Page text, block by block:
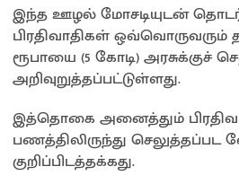
இந்த ஊழல் மோசடியுடன்
பிரதிவாதிகள் ஒவ்வொருவரும்
ரூபாயை (5 கோடி) அரசுக்குச்
அறிவுறுத்தப்பட்டுள்ளது.
இத்தொகை அனைத்தும்
பணத்திலிருந்து செலுத்தப்பட
குறிப்பிடத்தக்கது.